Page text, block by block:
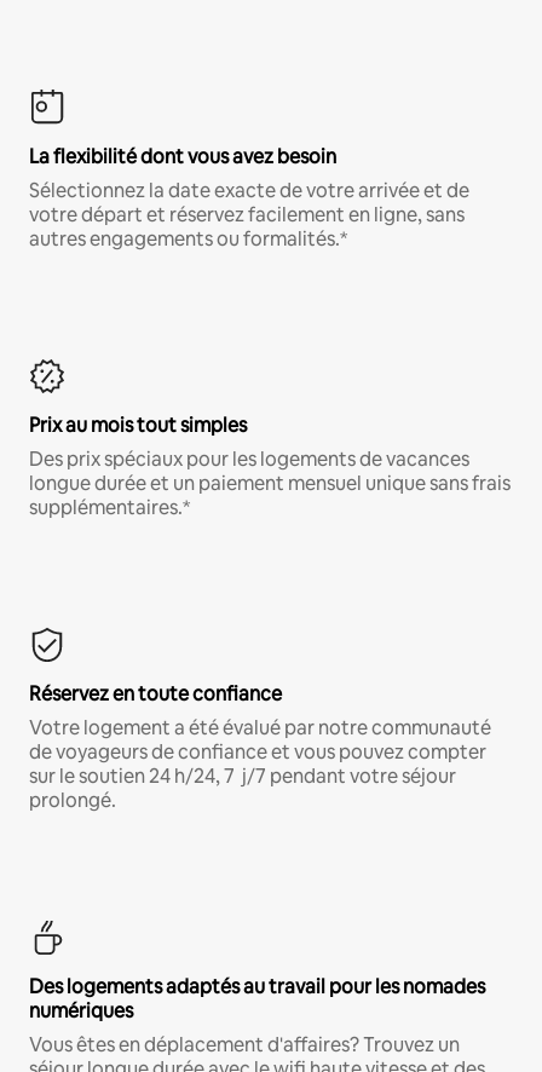
La flexibilité dont vous avez besoin
Sélectionnez la date exacte de votre arrivée et de
votre départ et réservez facilement en ligne, sans
autres engagements ou formalités.*
Prix au mois tout simples
Des prix spéciaux pour les logements de vacances
longue durée et un paiement mensuel unique sans frais
supplémentaires.*
Réservez en toute confiance
Votre logement a été évalué par notre communauté
de voyageurs de confiance et vous pouvez compter
sur le soutien 24 h/24, 7 j/7 pendant votre séjour
prolongé.
Des logements adaptés au travail pour les nomades
numériques
Vous êtes en déplacement d'affaires? Trouvez un